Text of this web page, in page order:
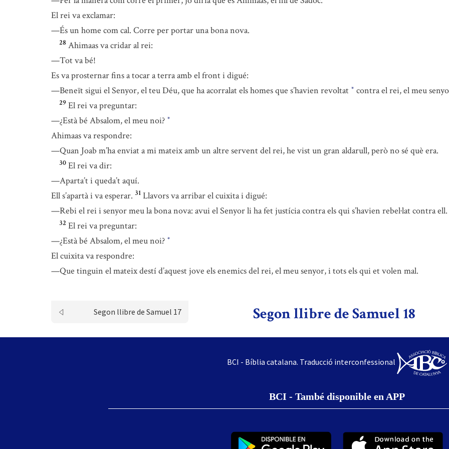
El rei va exclamar:
—És un home com cal. Corre per portar una bona nova.
28 Ahimaas va cridar al rei:
—Tot va bé!
Es va prosternar fins a tocar a terra amb el front i digué:
—Beneït sigui el Senyor, el teu Déu, que ha acorralat els homes que s’havien revoltat * contra el rei, el meu
29 El rei va preguntar:
—¿Està bé Absalom, el meu noi? *
Ahimaas va respondre:
—Quan Joab m’ha enviat a mi mateix amb un altre servent del rei, he vist un gran aldarull, però no sé què era.
30 El rei va dir:
—Aparta’t i queda’t aquí.
Ell s’apartà i va esperar. 31 Llavors va arribar el cuixita i digué:
—Rebi el rei i senyor meu la bona nova: avui el Senyor li ha fet justícia contra els qui s’havien rebel·lat contra ell.
32 El rei va preguntar:
—¿Està bé Absalom, el meu noi? *
El cuixita va respondre:
—Que tinguin el mateix destí d’aquest jove els enemics del rei, el meu senyor, i tots els qui et volen mal.
Segon llibre de Samuel 17 Segon llibre de Samuel 18
BCI - Bíblia catalana. Traducció interconfessional
BCI - També disponible en APP